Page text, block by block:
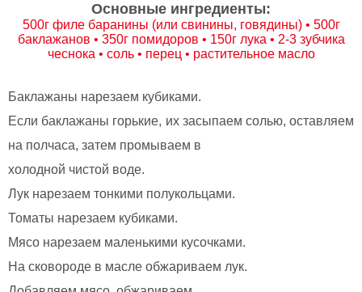
Основные ингредиенты:
500г филе баранины (или свинины, говядины) • 500г
баклажанов • 350г помидоров • 150г лука • 2-3 зубчика
чеснока • соль • перец • растительное масло
Баклажаны нарезаем кубиками.
Если баклажаны горькие, их засыпаем солью, оставляем
на полчаса, затем промываем в
холодной чистой воде.
Лук нарезаем тонкими полукольцами.
Томаты нарезаем кубиками.
Мясо нарезаем маленькими кусочками.
На сковороде в масле обжариваем лук.